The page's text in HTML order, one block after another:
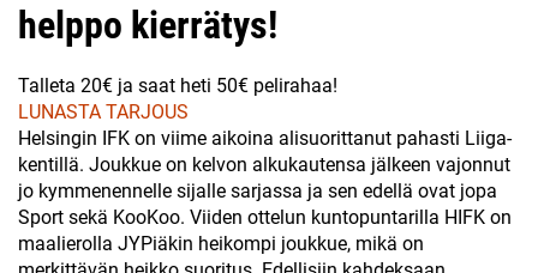
helppo kierrätys!
Talleta 20€ ja saat heti 50€ pelirahaa!
LUNASTA TARJOUS
Helsingin IFK on viime aikoina alisuorittanut pahasti Liiga-
kentillä. Joukkue on kelvon alkukautensa jälkeen vajonnut
jo kymmenennelle sijalle sarjassa ja sen edellä ovat jopa
Sport sekä KooKoo. Viiden ottelun kuntopuntarilla HIFK on
maalierolla JYPiäkin heikompi joukkue, mikä on